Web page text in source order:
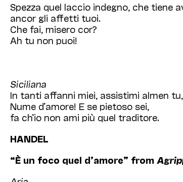
Spezza quel laccio indegno, che tiene
ancor gli affetti tuoi.
Che fai, misero cor?
Ah tu non puoi!
Siciliana
In tanti affanni miei, assistimi almen tu,
Nume d’amore! E se pietoso sei,
fa ch’io non ami più quel traditore.
HANDEL
“È un foco quel d’amore” from